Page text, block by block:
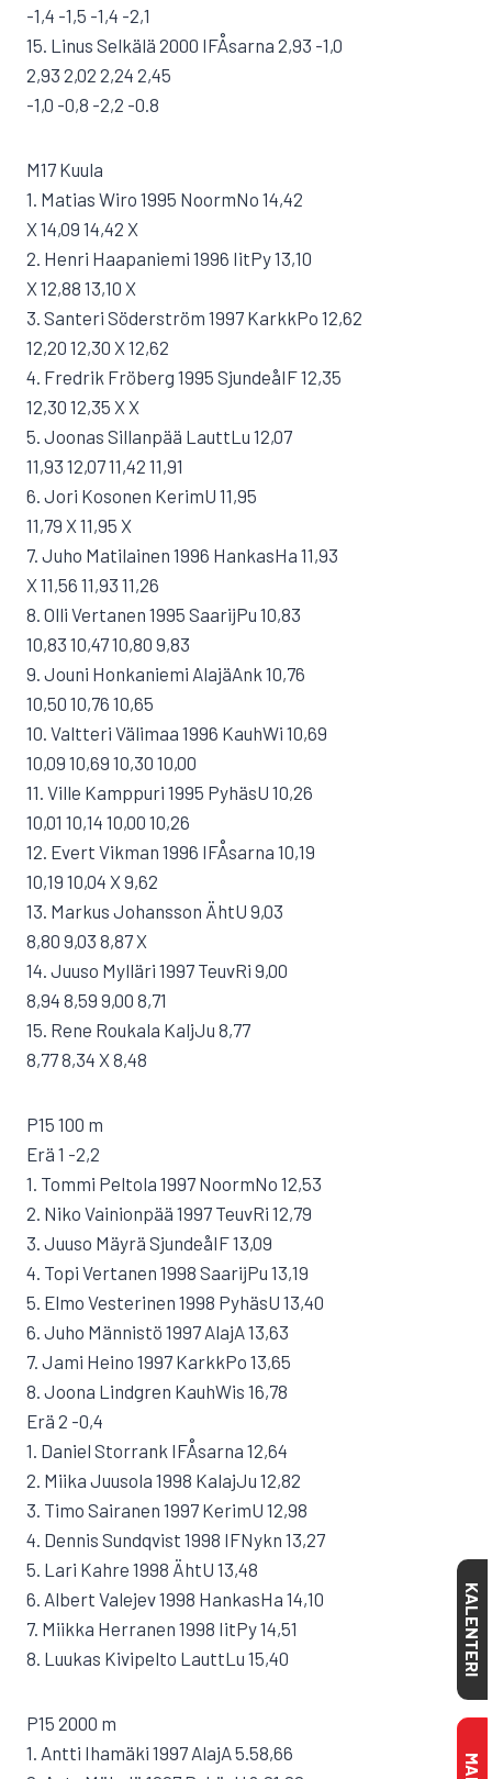
-1,4 -1,5 -1,4 -2,1
15. Linus Selkälä 2000 IFÅsarna 2,93 -1,0
2,93 2,02 2,24 2,45
-1,0 -0,8 -2,2 -0.8
M17 Kuula
1. Matias Wiro 1995 NoormNo 14,42
X 14,09 14,42 X
2. Henri Haapaniemi 1996 IitPy 13,10
X 12,88 13,10 X
3. Santeri Söderström 1997 KarkkPo 12,62
12,20 12,30 X 12,62
4. Fredrik Fröberg 1995 SjundeåIF 12,35
12,30 12,35 X X
5. Joonas Sillanpää LauttLu 12,07
11,93 12,07 11,42 11,91
6. Jori Kosonen KerimU 11,95
11,79 X 11,95 X
7. Juho Matilainen 1996 HankasHa 11,93
X 11,56 11,93 11,26
8. Olli Vertanen 1995 SaarijPu 10,83
10,83 10,47 10,80 9,83
9. Jouni Honkaniemi AlajäAnk 10,76
10,50 10,76 10,65
10. Valtteri Välimaa 1996 KauhWi 10,69
10,09 10,69 10,30 10,00
11. Ville Kamppuri 1995 PyhäsU 10,26
10,01 10,14 10,00 10,26
12. Evert Vikman 1996 IFÅsarna 10,19
10,19 10,04 X 9,62
13. Markus Johansson ÄhtU 9,03
8,80 9,03 8,87 X
14. Juuso Mylläri 1997 TeuvRi 9,00
8,94 8,59 9,00 8,71
15. Rene Roukala KaljJu 8,77
8,77 8,34 X 8,48
P15 100 m
Erä 1 -2,2
1. Tommi Peltola 1997 NoormNo 12,53
2. Niko Vainionpää 1997 TeuvRi 12,79
3. Juuso Mäyrä SjundeåIF 13,09
4. Topi Vertanen 1998 SaarijPu 13,19
5. Elmo Vesterinen 1998 PyhäsU 13,40
6. Juho Männistö 1997 AlajA 13,63
7. Jami Heino 1997 KarkkPo 13,65
8. Joona Lindgren KauhWis 16,78
Erä 2 -0,4
1. Daniel Storrank IFÅsarna 12,64
2. Miika Juusola 1998 KalajJu 12,82
3. Timo Sairanen 1997 KerimU 12,98
4. Dennis Sundqvist 1998 IFNykn 13,27
5. Lari Kahre 1998 ÄhtU 13,48
6. Albert Valejev 1998 HankasHa 14,10
7. Miikka Herranen 1998 IitPy 14,51
8. Luukas Kivipelto LauttLu 15,40
P15 2000 m
1. Antti Ihamäki 1997 AlajA 5.58,66
KALENTERI